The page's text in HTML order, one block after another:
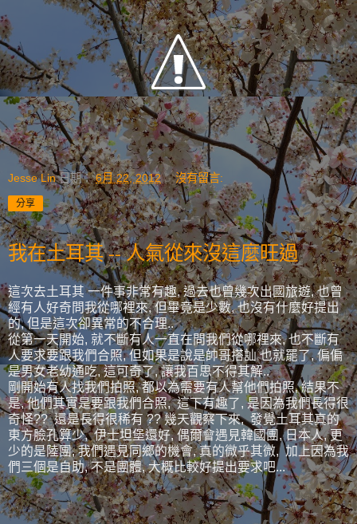
Jesse Lin 日期：6月 22, 2012 沒有留言:
分享
我在土耳其 -- 人氣從來沒這麼旺過
這次去土耳其 一件事非常有趣, 過去也曾幾次出國旅遊, 也曾
經有人好奇問我從哪裡來, 但畢竟是少數, 也沒有什麼好提出
的, 但是這次卻異常的不合理..
從第一天開始, 就不斷有人一直在問我們從哪裡來, 也不斷有
人要求要跟我們合照, 但如果是說是帥哥搭訕 也就罷了, 偏偏
是男女老幼通吃, 這可奇了, 讓我百思不得其解..
剛開始有人找我們拍照, 都以為需要有人幫他們拍照, 結果不
是, 他們其實是要跟我們合照, 這下有趣了, 是因為我們長得很
奇怪?? 還是長得很稀有 ?? 幾天觀察下來, 發覺土耳其真的
東方臉孔算少, 伊士坦堡還好, 偶爾會遇見韓國團, 日本人, 更
少的是陸團, 我們遇見同鄉的機會, 真的微乎其微, 加上因為我
們三個是自助, 不是團體, 大概比較好提出要求吧...